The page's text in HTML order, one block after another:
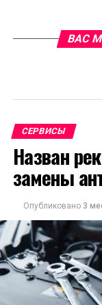
ВАС
СЕРВИСЫ
Назван
замены
Опубликовано 3